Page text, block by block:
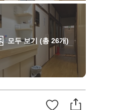
모두 보기 (총 26개)